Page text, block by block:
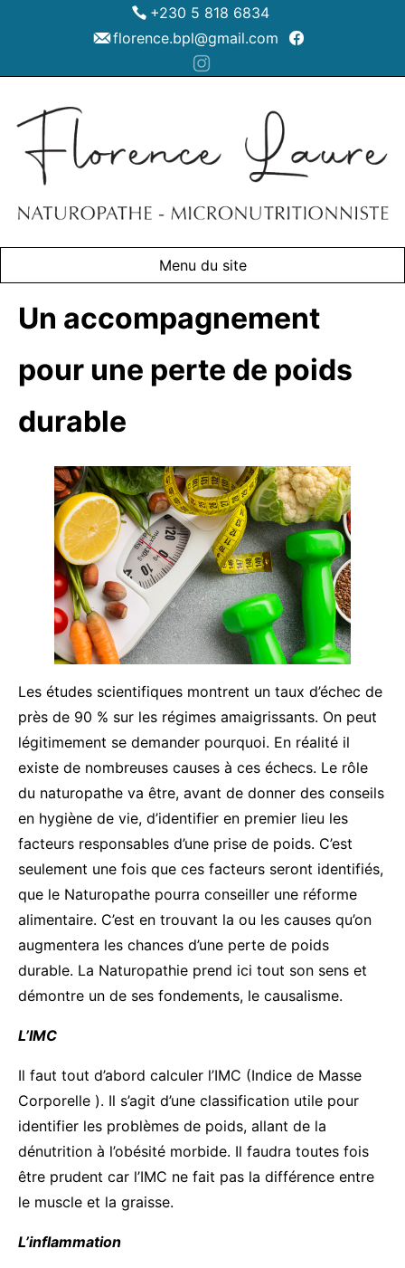
+230 5 818 6834
florence.bpl@gmail.com
Menu du site
Un accompagnement
pour une perte de poids
durable
Les études scientifiques montrent un taux d’échec de
près de 90 % sur les régimes amaigrissants. On peut
légitimement se demander pourquoi. En réalité il
existe de nombreuses causes à ces échecs. Le rôle
du naturopathe va être, avant de donner des conseils
en hygiène de vie, d’identifier en premier lieu les
facteurs responsables d’une prise de poids. C’est
seulement une fois que ces facteurs seront identifiés,
que le Naturopathe pourra conseiller une réforme
alimentaire. C’est en trouvant la ou les causes qu’on
augmentera les chances d’une perte de poids
durable. La Naturopathie prend ici tout son sens et
démontre un de ses fondements, le causalisme.
L’IMC
Il faut tout d’abord calculer l’IMC (Indice de Masse
Corporelle ). Il s’agit d’une classification utile pour
identifier les problèmes de poids, allant de la
dénutrition à l’obésité morbide. Il faudra toutes fois
être prudent car l’IMC ne fait pas la différence entre
le muscle et la graisse.
L’inflammation